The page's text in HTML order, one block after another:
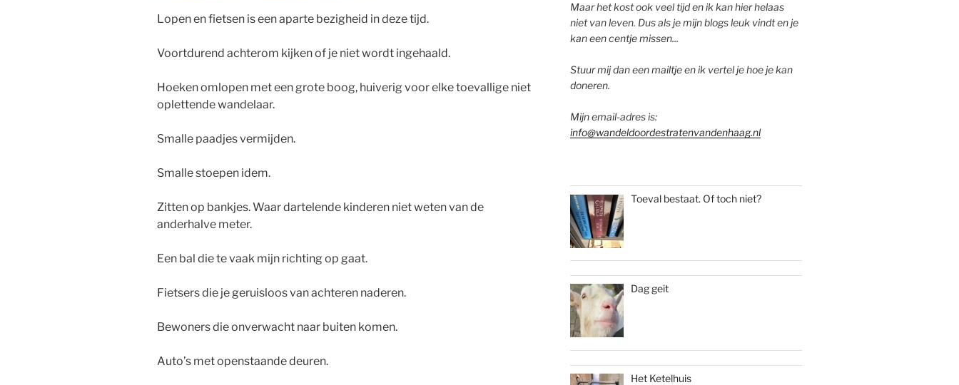
Lopen en fietsen is een aparte bezigheid in deze tijd.
Voortdurend achterom kijken of je niet wordt ingehaald.
Hoeken omlopen met een grote boog, huiverig voor elke toevallige niet
oplettende wandelaar.
Smalle paadjes vermijden.
Smalle stoepen idem.
Zitten op bankjes. Waar dartelende kinderen niet weten van de
anderhalve meter.
Een bal die te vaak mijn richting op gaat.
Fietsers die je geruisloos van achteren naderen.
Bewoners die onverwacht naar buiten komen.
Auto’s met openstaande deuren.
Maar het kost ook veel tijd en ik kan hier helaas
niet van leven. Dus als je mijn blogs leuk vindt en je
kan een centje missen...
Stuur mij dan een mailtje en ik vertel je hoe je kan
doneren.
Mijn email-adres is:
info@wandeldoordestratenvandenhaag.nl
Toeval bestaat. Of toch niet?
Dag geit
Het Ketelhuis